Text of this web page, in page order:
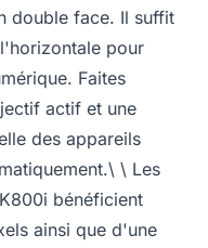
double face. Il suffit
pour
Faites
actif et une
des appareils
\ Les
bénéficient
ainsi que d'une